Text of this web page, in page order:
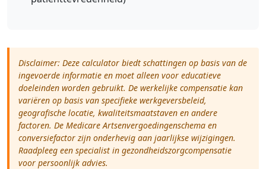
Disclaimer: Deze calculator biedt schattingen op basis van de
ingevoerde informatie en moet alleen voor educatieve
doeleinden worden gebruikt. De werkelijke compensatie kan
variëren op basis van specifieke werkgeversbeleid,
geografische locatie, kwaliteitsmaatstaven en andere
factoren. De Medicare Artsenvergoedingenschema en
conversiefactor zijn onderhevig aan jaarlijkse wijzigingen.
Raadpleeg een specialist in gezondheidszorgcompensatie
voor persoonlijk advies.